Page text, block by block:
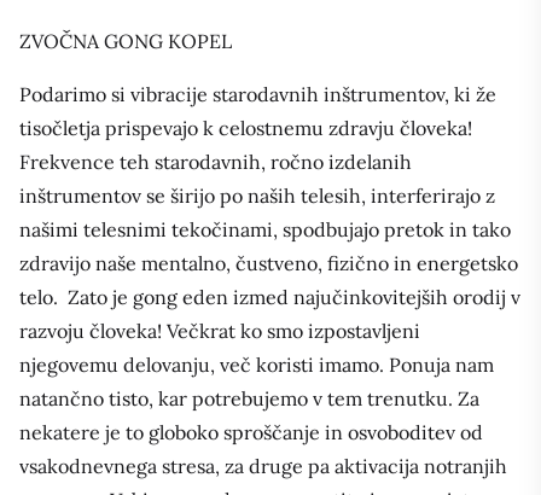
ZVOČNA GONG KOPEL
Podarimo si vibracije starodavnih inštrumentov, ki že
tisočletja prispevajo k celostnemu zdravju človeka!
Frekvence teh starodavnih, ročno izdelanih
inštrumentov se širijo po naših telesih, interferirajo z
našimi telesnimi tekočinami, spodbujajo pretok in tako
zdravijo naše mentalno, čustveno, fizično in energetsko
telo. Zato je gong eden izmed najučinkovitejših orodij v
razvoju človeka! Večkrat ko smo izpostavljeni
njegovemu delovanju, več koristi imamo. Ponuja nam
natančno tisto, kar potrebujemo v tem trenutku. Za
nekatere je to globoko sproščanje in osvoboditev od
vsakodnevnega stresa, za druge pa aktivacija notranjih